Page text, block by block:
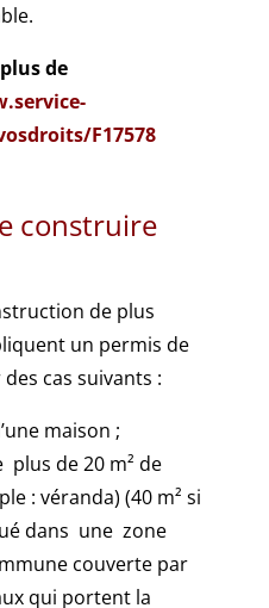
de
F17578
construire
de plus
un permis de
cas suivants :
maison ;
plus de 20 m² de
: véranda) (40 m² si
dans une zone
couverte par
qui portent la